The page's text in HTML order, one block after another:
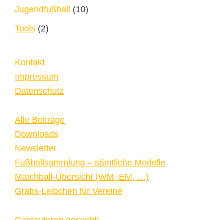
Jugendfußball (10)
Tools (2)
Kontakt
Impressum
Datenschutz
Alle Beiträge
Downloads
Newsletter
Fußballsammlung – sämtliche Modelle
Matchball-Übersicht (WM, EM, …)
Gratis-Leibchen für Vereine